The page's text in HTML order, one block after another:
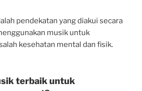
pendekatan yang diakui secara
musik untuk
kesehatan mental dan fisik.
terbaik untuk